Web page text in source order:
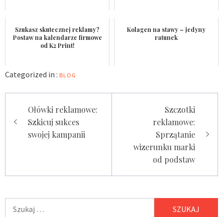
Szukasz skutecznej reklamy?
Postaw na kalendarze firmowe
od K2 Print!
Kolagen na stawy – jedyny
ratunek
Categorized in : BLOG
wpisuOłówki reklamowe:
Szkicuj sukces
swojej kampanii
Szczotki
reklamowe:
Sprzątanie
wizerunku marki
od podstaw